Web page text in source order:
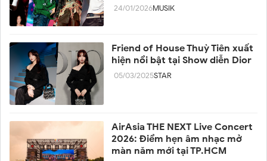
24/01/2026MUSIK
Friend of House Thuỳ Tiên xuất
hiện nổi bật tại Show diễn Dior
05/03/2025STAR
AirAsia THE NEXT Live Concert
2026: Điểm hẹn âm nhạc mở
màn năm mới tại TP.HCM